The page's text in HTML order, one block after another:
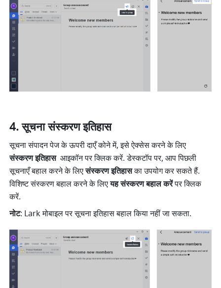
सूचना संस्करण इतिहास
संस्करण इतिहास आइकॉन पर क्लिक करें. डेस्कटॉप पर, आप पिछली
सूचनाएँ बहाल करने के लिए संस्करण इतिहास का उपयोग कर सकते हैं.
विशिष्ट संस्करण बहाल करने के लिए यह संस्करण बहाल करें पर क्लिक
करें.
नोट: Lark मोबाइल पर सूचना इतिहास बहाल किया नहीं जा सकता.